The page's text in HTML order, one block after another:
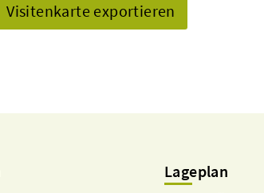
Visitenkarte exportieren
Lageplan